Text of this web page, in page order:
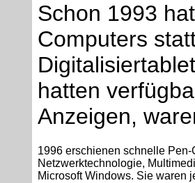
Schon 1993
Computers
hatten
Anzeigen,
1996 erschienen schnelle
Netzwerktechnologie,
Microsoft Windows. Sie waren